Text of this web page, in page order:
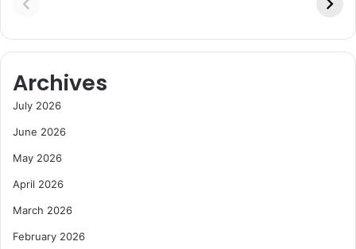
Archives
July 2026
June 2026
May 2026
April 2026
March 2026
February 2026